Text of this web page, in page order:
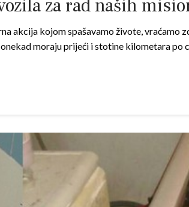
za rad naših
akcija kojom spašavamo živote, vraćamo
moraju prijeći i stotine kilometara po